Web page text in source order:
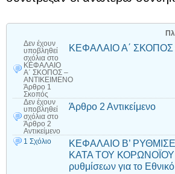
Δεν έχουν
υποβληθεί
σχόλια στο
ΚΕΦΑΛΑΙΟ
Α΄ ΣΚΟΠΟΣ –
ΑΝΤΙΚΕΙΜΕΝΟ
Άρθρο 1
Σκοπός
ΚΕΦΑΛΑΙΟ Α΄ ΣΚΟΠΟΣ
Δεν έχουν
υποβληθεί
σχόλια στο
Άρθρο 2
Αντικείμενο
Άρθρο 2 Αντικείμενο
1 Σχόλιο
ΚΕΦΑΛΑΙΟ Β’
ΚΑΤΑ ΤΟΥ ΚΟΡΩΝΟΪΟΥ
ρυθμίσεων για το